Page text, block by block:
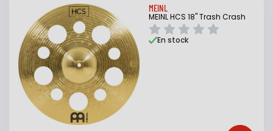
MEINL
MEINL HCS 18" Trash Crash
En stock